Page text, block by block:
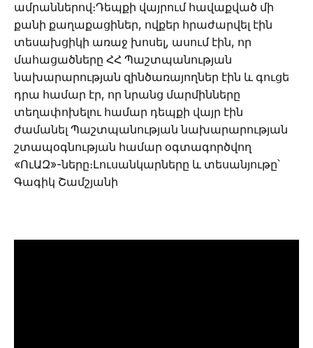
ամրաններով։Դեպքի վայրում հավաքված մի
քանի քաղաքացիներ, ովքեր հրաժարվել էին
տեսախցիկի առաջ խոսել, ասում էին, որ
մահացածները ՀՀ Պաշտպանության
նախարարության զինծառայողներ էին և գուցե
դրա համար էր, որ նրանց մարմինները
տեղափոխելու համար դեպքի վայր էին
ժամանել Պաշտպանության նախարարության
շտապօգնության համար օգտագործվող
«ՈւԱԶ»-ները։Լուսանկարները և տեսանյութը՝
Գագիկ Շամշյանի